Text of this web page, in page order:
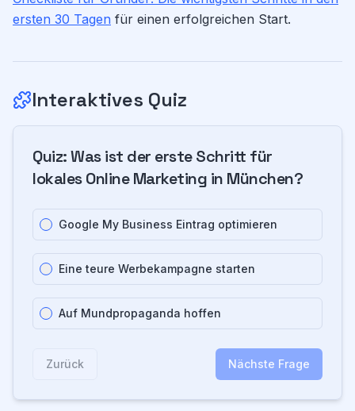
ersten 30 Tagen für einen erfolgreichen Start.
Interaktives Quiz
Quiz:Was ist der erste Schritt für
lokales Online Marketing in München?
Google My Business Eintrag optimieren
Eine teure Werbekampagne starten
Auf Mundpropaganda hoffen
Zurück Nächste Frage